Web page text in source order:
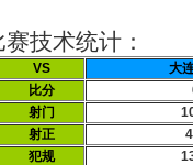
技术统计：
VS
大
比分
射门
射正
犯规